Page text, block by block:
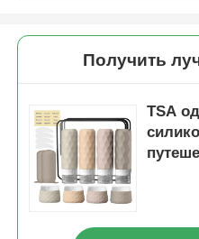
Получить
TSA